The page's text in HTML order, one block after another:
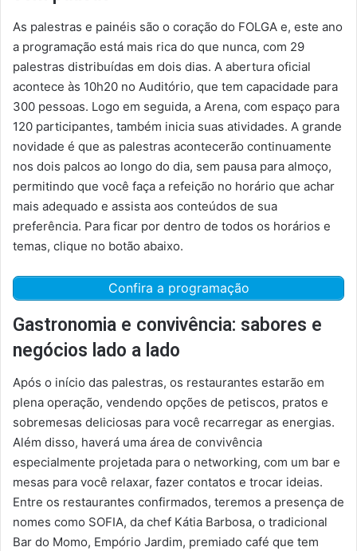
As palestras e painéis são o coração do FOLGA e, este ano
a programação está mais rica do que nunca, com 29
palestras distribuídas em dois dias. A abertura oficial
acontece às 10h20 no Auditório, que tem capacidade para
300 pessoas. Logo em seguida, a Arena, com espaço para
120 participantes, também inicia suas atividades. A grande
novidade é que as palestras acontecerão continuamente
nos dois palcos ao longo do dia, sem pausa para almoço,
permitindo que você faça a refeição no horário que achar
mais adequado e assista aos conteúdos de sua
preferência. Para ficar por dentro de todos os horários e
temas, clique no botão abaixo.
Confira a programação
Gastronomia e convivência: sabores e
negócios lado a lado
Após o início das palestras, os restaurantes estarão em
plena operação, vendendo opções de petiscos, pratos e
sobremesas deliciosas para você recarregar as energias.
Além disso, haverá uma área de convivência
especialmente projetada para o networking, com um bar e
mesas para você relaxar, fazer contatos e trocar ideias.
Entre os restaurantes confirmados, teremos a presença de
nomes como SOFIA, da chef Kátia Barbosa, o tradicional
Bar do Momo, Empório Jardim, premiado café que tem